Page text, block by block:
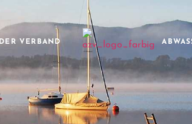
DER VERBAND